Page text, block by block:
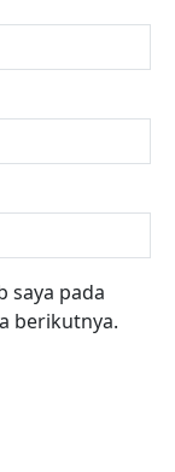
saya pada
berikutnya.